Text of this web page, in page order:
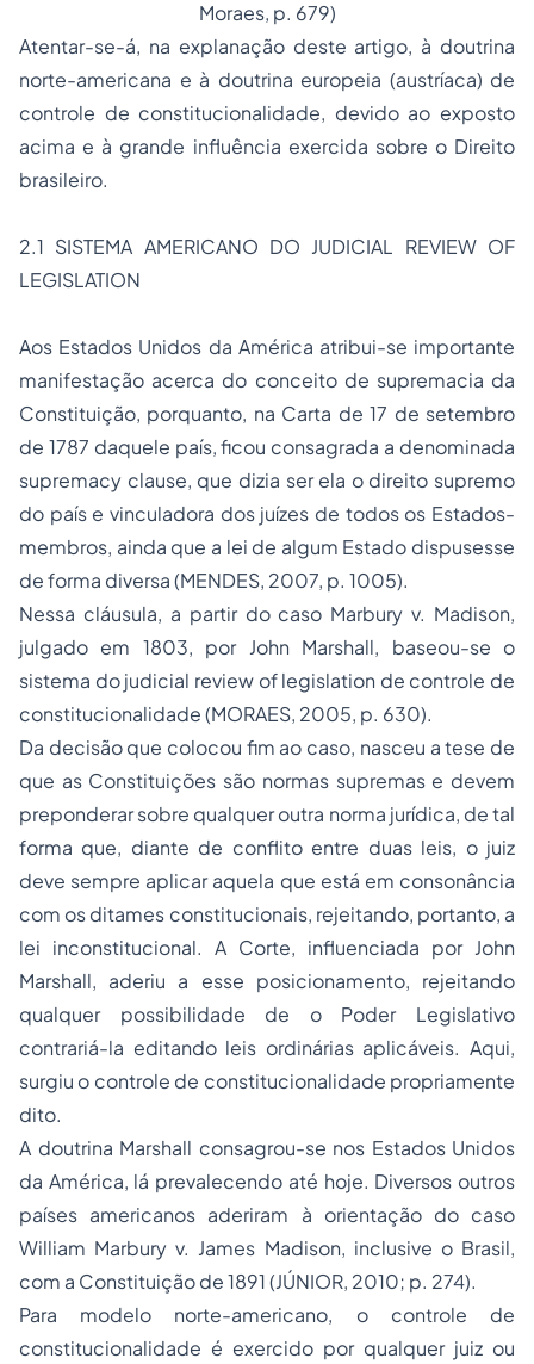
Moraes, p. 679)
Atentar-se-á, na explanação deste artigo, à doutrina
norte-americana e à doutrina europeia (austríaca) de
controle de constitucionalidade, devido ao exposto
acima e à grande influência exercida sobre o Direito
brasileiro.
2.1 SISTEMA AMERICANO DO JUDICIAL REVIEW OF
LEGISLATION
Aos Estados Unidos da América atribui-se importante
manifestação acerca do conceito de supremacia da
Constituição, porquanto, na Carta de 17 de setembro
de 1787 daquele país, ficou consagrada a denominada
supremacy clause, que dizia ser ela o direito supremo
do país e vinculadora dos juízes de todos os Estados-
membros, ainda que a lei de algum Estado dispusesse
de forma diversa (MENDES, 2007, p. 1005).
Nessa cláusula, a partir do caso Marbury v. Madison,
julgado em 1803, por John Marshall, baseou-se o
sistema dojudicial review of legislation de controle de
constitucionalidade (MORAES, 2005, p. 630).
Da decisão que colocou fim ao caso, nasceu a tese de
que as Constituições são normas supremas e devem
preponderar sobre qualquer outra norma jurídica, de tal
forma que, diante de conflito entre duas leis, o juiz
deve sempre aplicar aquela que está em consonância
com os ditames constitucionais, rejeitando, portanto, a
lei inconstitucional. A Corte, influenciada por John
Marshall, aderiu a esse posicionamento, rejeitando
qualquer possibilidade de o Poder Legislativo
contrariá-la editando leis ordinárias aplicáveis. Aqui,
surgiu o controle de constitucionalidade propriamente
dito.
A doutrina Marshall consagrou-se nos Estados Unidos
da América, lá prevalecendo até hoje. Diversos outros
países americanos aderiram à orientação do caso
William Marbury v. James Madison, inclusive o Brasil,
com a Constituição de 1891 (JÚNIOR, 2010; p. 274).
Para modelo norte-americano, o controle de
constitucionalidade é exercido por qualquer juiz ou